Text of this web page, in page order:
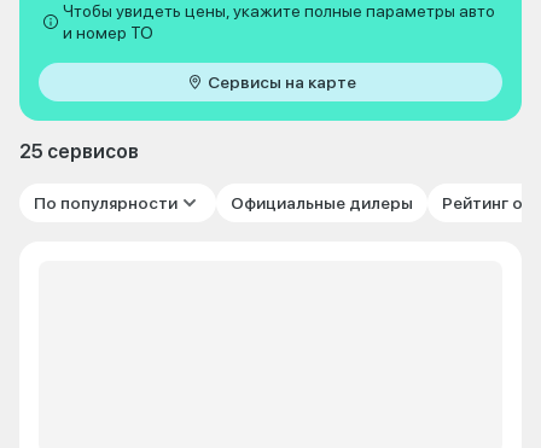
Чтобы увидеть цены, укажите полные параметры авто
и номер ТО
Сервисы на карте
25 сервисов
По популярности Официальные дилеры Рейтинг